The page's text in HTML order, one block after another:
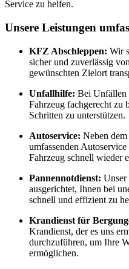
Service zu helfen.
Unsere Leistungen
KFZ Abschleppen: Wir
sicher und zuverlässig
gewünschten Zielort
Unfallhilfe: Bei Unfällen
Fahrzeug fachgerecht zu
Schritten zu unterstützen.
Autoservice: Neben
umfassenden
Fahrzeug schnell wieder
Pannennotdienst: Unser
ausgerichtet, Ihnen bei
schnell und effizient zu
Krandienst für
Krandienst, der es uns
durchzuführen, um Ihre
ermöglichen.